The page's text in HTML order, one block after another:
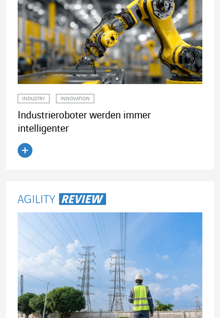
INDUSTRY INNOVATION
Industrieroboter werden immer
intelligenter